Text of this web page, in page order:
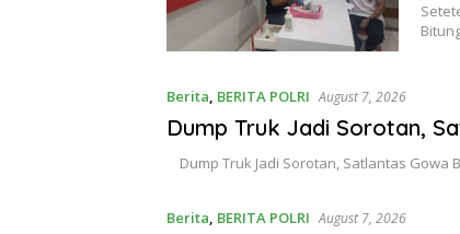
Berita, BERITA POLRI August 7, 2026
Dump Truk Jadi Sorotan,
Dump Truk Jadi Sorotan, Satlantas
Berita, BERITA POLRI August 7, 2026